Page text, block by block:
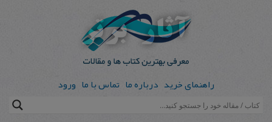
راهنمای خرید درباره ما تماس با ما ورود